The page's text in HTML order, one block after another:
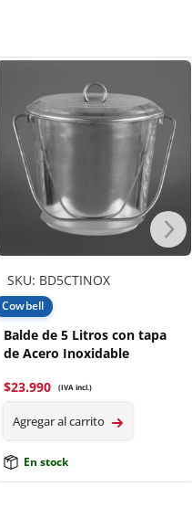
SKU: BD5CTINOX
Cowbell
Balde de 5 Litros con tapa
de Acero Inoxidable
$23.990 (IVA incl.)
Agregar al carrito
En stock